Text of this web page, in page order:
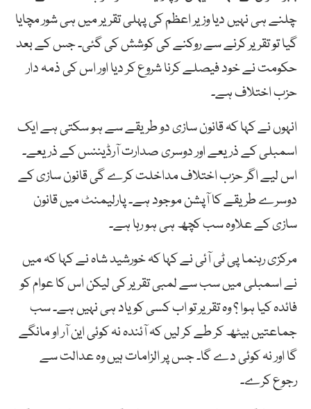
چلنے ہی نہیں دیا وزیر اعظم کی پہلی تقریر میں ہی شور مچایا
گیا تو تقریر کرنے سے روکنے کی کوشش کی گئی۔ جس کے بعد
حکومت نے خود فیصلے کرنا شروع کر دیا اور اس کی ذمہ دار
حزب اختلاف ہے۔
انہوں نے کہا کہ قانون سازی دو طریقے سے ہو سکتی ہے ایک
اسمبلی کے ذریعے اور دوسری صدارت آرڈیننس کے ذریعے۔
اس لیے اگر حزب اختلاف مداخلت کرے گی قانون سازی کے
دوسرے طریقے کا آپشن موجود ہے۔ پارلیمنٹ میں قانون
سازی کے علاوہ سب کچھ ہی ہو رہا ہے۔
مرکزی رہنما پی ٹی آئی نے کہا کہ خورشید شاہ نے کہا کہ میں
نے اسمبلی میں سب سے لمبی تقریر کی لیکن اس کا عوام کو
فائدہ کیا ہوا ؟ وہ تقریر تو اب کسی کو یاد ہی نہیں ہے۔ سب
جماعتیں بیٹھ کر طے کر لیں کہ آئندہ نہ کوئی این آر او مانگے
گا اور نہ کوئی دے گا۔ جس پر الزامات ہیں وہ عدالت سے
رجوع کرے۔